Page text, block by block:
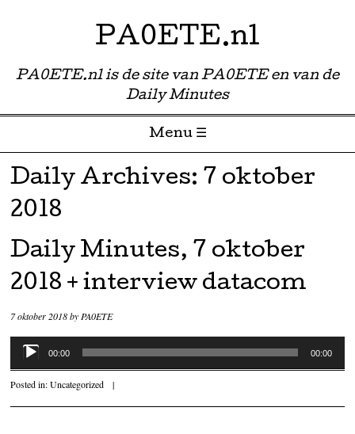
PA0ETE.nl
PA0ETE.nl is de site van PA0ETE en van de
Daily Minutes
Menu ☰
Skip to content
Daily Archives: 7 oktober
2018
Daily Minutes, 7 oktober
2018 + interview datacom
7 oktober 2018byPA0ETE
Audiospeler
00:00 00:00
Posted in:Uncategorized |